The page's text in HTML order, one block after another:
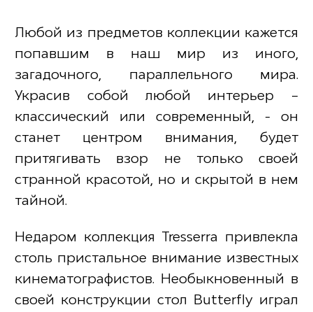
Любой из предметов коллекции кажется
попавшим в наш мир из иного,
загадочного, параллельного мира.
Украсив собой любой интерьер –
классический или современный, - он
станет центром внимания, будет
притягивать взор не только своей
странной красотой, но и скрытой в нем
тайной.
Недаром коллекция Tresserra привлекла
столь пристальное внимание известных
кинематографистов. Необыкновенный в
своей конструкции стол Butterfly играл